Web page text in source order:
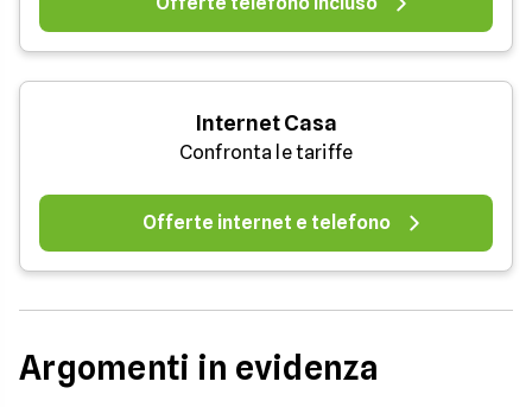
Internet Casa
Confronta le tariffe
Offerte internet e telefono
Argomenti in evidenza